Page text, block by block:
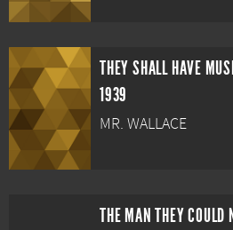
THEY SHALL HAVE
1939
MR. WALLACE
THE MAN THEY COULD